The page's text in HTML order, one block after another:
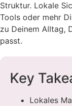
Struktur. Lokale
Tools oder mehr
zu Deinem Alltag,
passt.
Key
Lokales